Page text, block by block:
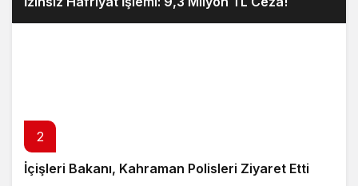
2
İçişleri Bakanı, Kahraman Polisleri Ziyaret Etti